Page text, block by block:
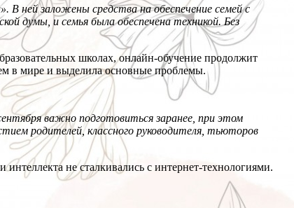
В ней заложены средства на обеспечение семей с
думы, и семья была обеспечена техникой. Без
школах, онлайн-обучение продолжит
в мире и выделила основные проблемы.
важно подготовиться заранее, при этом
родителей, классного руководителя, тьюторов
не сталкивались с интернет-технологиями.